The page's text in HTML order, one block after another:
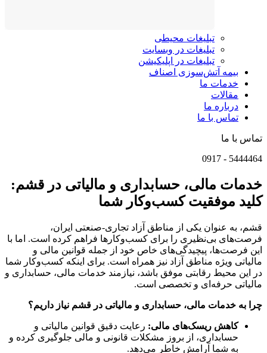
تبلیغات محیطی
تبلیغات در وبسایت
تبلیغات در اپلیکیشن
بیمه آتش‌سوزی اصناف
خدمات ما
مقالات
درباره ما
تماس با ما
تماس با ما
5444464
-
0917
خدمات مالی، حسابداری و مالیاتی در قشم:
کلید موفقیت کسب‌وکار شما
قشم، به عنوان یکی از مناطق آزاد تجاری-صنعتی ایران،
فرصت‌های بی‌نظیری را برای کسب‌وکارها فراهم کرده است. اما با
این فرصت‌ها، پیچیدگی‌های خاص خود از جمله قوانین مالی و
مالیاتی ویژه مناطق آزاد نیز همراه است. برای اینکه کسب‌وکار شما
در این محیط رقابتی موفق باشد، نیازمند خدمات مالی، حسابداری و
مالیاتی حرفه‌ای و تخصصی است.
چرا به خدمات مالی، حسابداری و مالیاتی در قشم نیاز داریم؟
کاهش ریسک‌های مالی: رعایت دقیق قوانین مالیاتی و
حسابداری، از بروز مشکلات قانونی و مالی جلوگیری کرده و
به شما آرامش خاطر می‌دهد.